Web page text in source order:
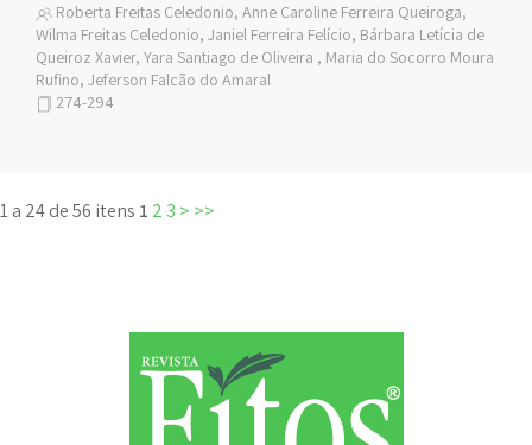
Roberta Freitas Celedonio, Anne Caroline Ferreira Queiroga,
Wilma Freitas Celedonio, Janiel Ferreira Felício, Bárbara Letícia de
Queiroz Xavier, Yara Santiago de Oliveira , Maria do Socorro Moura
Rufino, Jeferson Falcão do Amaral
274-294
1 a 24 de 56 itens 1 2 3 > >>